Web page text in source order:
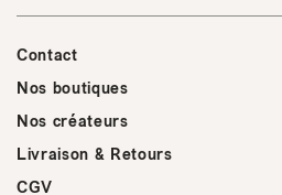
Contact
Nos boutiques
Nos créateurs
Livraison & Retours
CGV